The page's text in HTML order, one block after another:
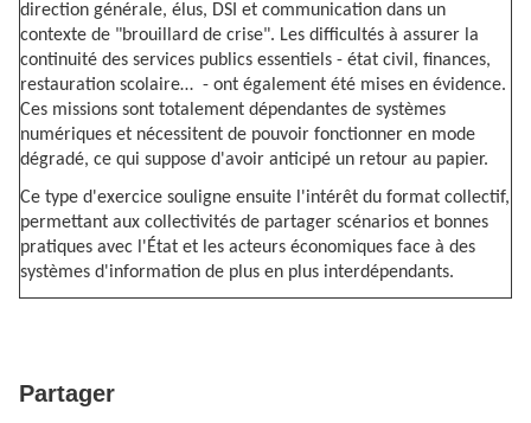
direction générale, élus, DSI et communication dans un
contexte de "brouillard de crise". Les difficultés à assurer la
continuité des services publics essentiels - état civil, finances,
restauration scolaire… - ont également été mises en évidence.
Ces missions sont totalement dépendantes de systèmes
numériques et nécessitent de pouvoir fonctionner en mode
dégradé, ce qui suppose d'avoir anticipé un retour au papier.
Ce type d'exercice souligne ensuite l'intérêt du format collectif,
permettant aux collectivités de partager scénarios et bonnes
pratiques avec l'État et les acteurs économiques face à des
systèmes d'information de plus en plus interdépendants.
Partager